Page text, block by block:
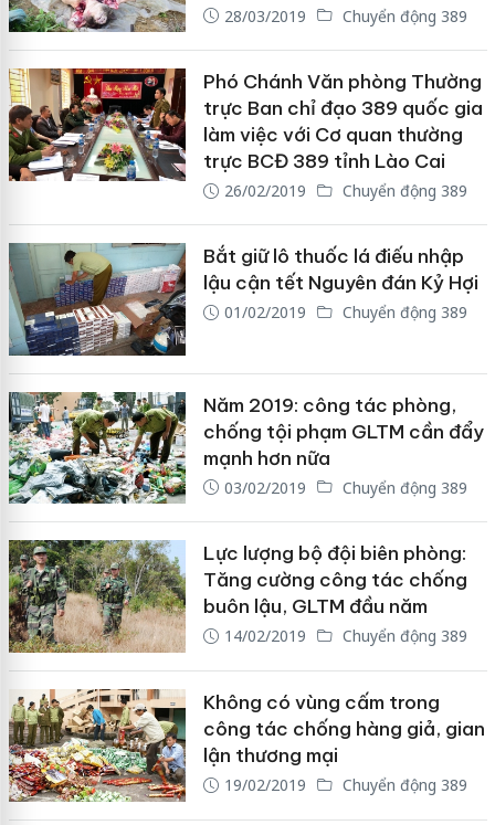
28/03/2019 Chuyển động 389
Phó Chánh Văn phòng Thường
trực Ban chỉ đạo 389 quốc gia
làm việc với Cơ quan thường
trực BCĐ 389 tỉnh Lào Cai
26/02/2019 Chuyển động 389
Bắt giữ lô thuốc lá điếu nhập
lậu cận tết Nguyên đán Kỷ Hợi
01/02/2019 Chuyển động 389
Năm 2019: công tác phòng,
chống tội phạm GLTM cần đẩy
mạnh hơn nữa
03/02/2019 Chuyển động 389
Lực lượng bộ đội biên phòng:
Tăng cường công tác chống
buôn lậu, GLTM đầu năm
14/02/2019 Chuyển động 389
Không có vùng cấm trong
công tác chống hàng giả, gian
lận thương mại
19/02/2019 Chuyển động 389